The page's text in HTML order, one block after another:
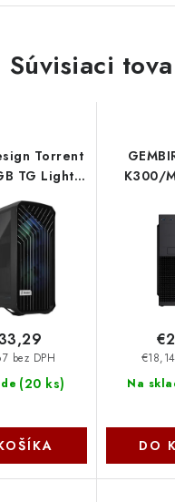
Súvisiaci
Torrent
TG Light
TOR1A-04
(20 ks)
bez DPH
K300/
Na
DO